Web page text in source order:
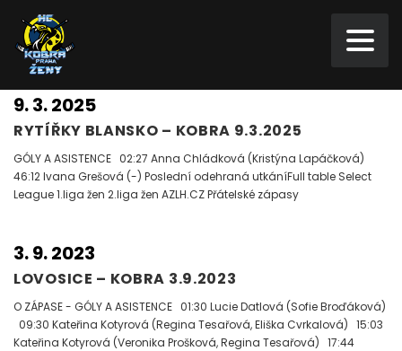
9. 3. 2025
RYTÍŘKY BLANSKO – KOBRA 9.3.2025
GÓLY A ASISTENCE 02:27 Anna Chládková (Kristýna Lapáčková)
46:12 Ivana Grešová (-) Poslední odehraná utkáníFull table Select
League 1.liga žen 2.liga žen AZLH.CZ Přátelské zápasy
3. 9. 2023
LOVOSICE – KOBRA 3.9.2023
O ZÁPASE - GÓLY A ASISTENCE 01:30 Lucie Datlová (Sofie Broďáková)
09:30 Kateřina Kotyrová (Regina Tesařová, Eliška Cvrkalová) 15:03
Kateřina Kotyrová (Veronika Prošková, Regina Tesařová) 17:44